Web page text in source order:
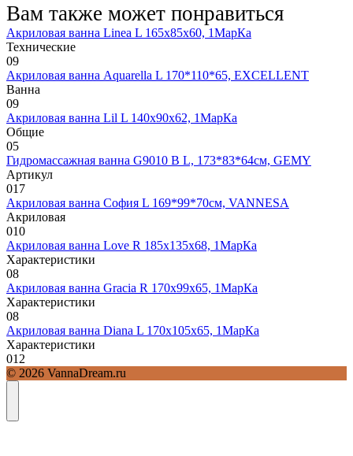
Вам также может понравиться
Акриловая ванна Linea L 165х85х60, 1МарКа
Технические
09
Акриловая ванна Aquarella L 170*110*65, EXCELLENT
Ванна
09
Акриловая ванна Lil L 140х90х62, 1МарКа
Общие
05
Гидромассажная ванна G9010 B L, 173*83*64см, GEMY
Артикул
017
Акриловая ванна София L 169*99*70см, VANNESA
Акриловая
010
Акриловая ванна Love R 185х135х68, 1МарКа
Характеристики
08
Акриловая ванна Gracia R 170х99х65, 1МарКа
Характеристики
08
Акриловая ванна Diana L 170х105х65, 1МарКа
Характеристики
012
© 2026 VannaDream.ru